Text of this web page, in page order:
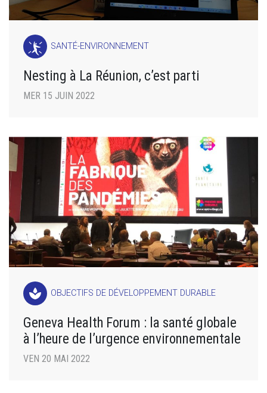
SANTÉ-ENVIRONNEMENT
Nesting à La Réunion, c’est parti
MER 15 JUIN 2022
spa OBJECTIFS DE DÉVELOPPEMENT DURABLE
Geneva Health Forum : la santé globale
à l’heure de l’urgence environnementale
VEN 20 MAI 2022